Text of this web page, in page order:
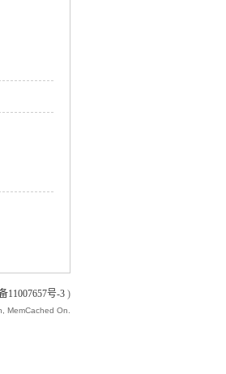
11007657号-3 )
MemCached On.